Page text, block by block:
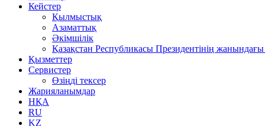
Кейстер
Қылмыстық
Азаматтық
Әкімшілік
Қазақстан Республикасы Президентінің
Қызметтер
Сервистер
Өзіңді тексер
Жарияланымдар
НҚА
RU
KZ